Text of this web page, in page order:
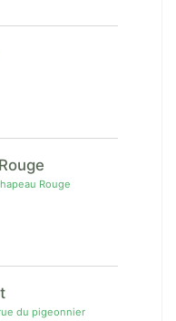
Rouge
du pigeonnier